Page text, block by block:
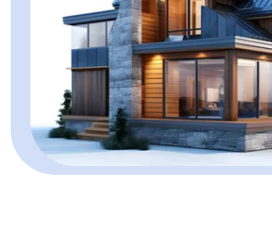
Spatii comerciale de vanzare in Alba Iulia Ampoi 3
Spatii industriale de vanzare
Spatii industriale de vanzare in Alba Iulia
Spatii industriale de vanzare in Alba Iulia Ampoi 3
Spatii industriale de vanzare in Santimbru
Spatii industriale de vanzare in Metes Central
Spatii industriale de vanzare in Alba Iulia Barabant